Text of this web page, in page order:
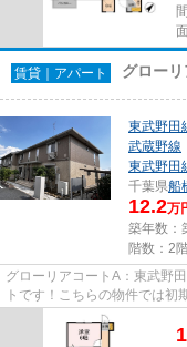
賃貸｜アパート グロー
東武野田
武蔵野線
東武野田
千葉県船
12.2万
築年数：
階数：2
グローリアコートA：東武野
トです！こちらの物件では
み置き場は、毎日のごみ捨ての